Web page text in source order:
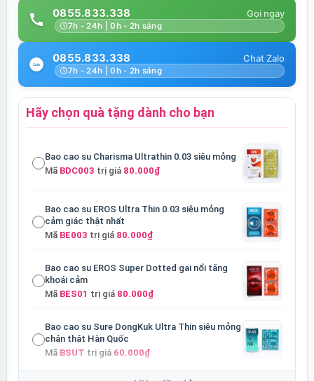
0855.833.338
7h - 24h | 0h - 2h sáng
0855.833.338
7h - 24h | 0h - 2h sáng
Hãy chọn quà tặng dành cho bạn
Bao cao su Charisma Ultrathin 0.03 siêu mỏng
Mã BDC003 trị giá 80.000₫
Bao cao su EROS Ultra Thin 0.03 siêu mỏng
cảm giác thật nhất
Mã BE003 trị giá 80.000₫
Bao cao su EROS Super Dotted gai nổi tăng
khoái cảm
Mã BES01 trị giá 80.000₫
Bao cao su Sure DongKuk Ultra Thin siêu mỏng
chân thật Hàn Quốc
Mã BSUT trị giá 60.000₫